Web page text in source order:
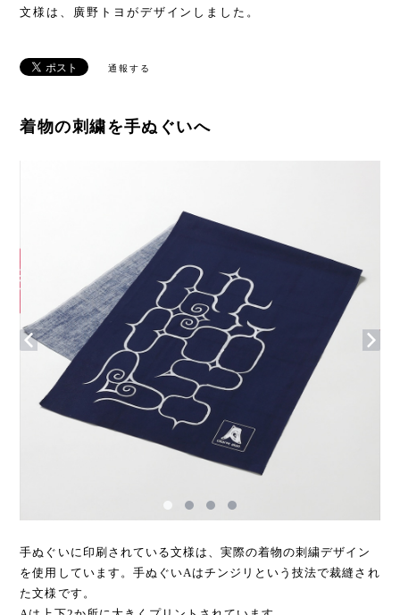
文様は、廣野トヨがデザインしました。
通報する
着物の刺繍を手ぬぐいへ
手ぬぐいに印刷されている文様は、実際の着物の刺繍デザイン
を使用しています。手ぬぐいAはチンジリという技法で裁縫され
た文様です。